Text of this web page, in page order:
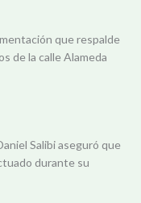
que respalde
de la calle Alameda
Salibi aseguró que
durante su